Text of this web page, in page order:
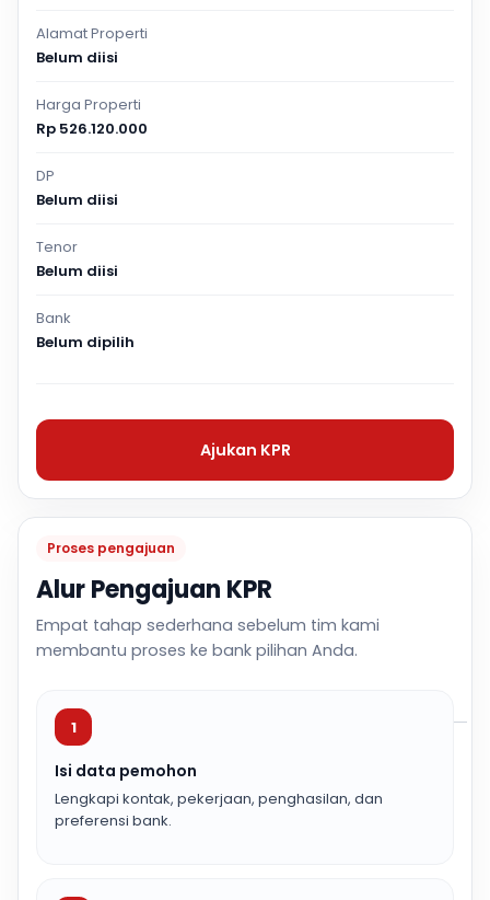
Proses pengajuan
Alur Pengajuan KPR
Empat tahap sederhana sebelum tim kami
membantu proses ke bank pilihan Anda.
1
Isi data pemohon
Lengkapi kontak, pekerjaan, penghasilan, dan
preferensi bank.
Alamat Properti
Belum diisi
Harga Properti
Rp 526.120.000
DP
Belum diisi
Tenor
Belum diisi
Bank
Belum dipilih
Ajukan KPR